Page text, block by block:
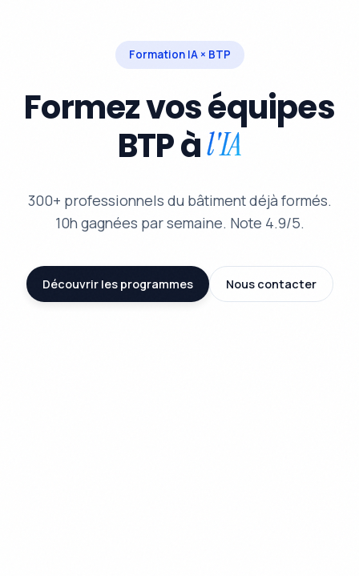
Formation IA × BTP
Formez vos équipes
BTP àl'IA
300+ professionnels du bâtiment déjà formés.
10h gagnées par semaine. Note 4.9/5.
Découvrir les programmes Nous contacter